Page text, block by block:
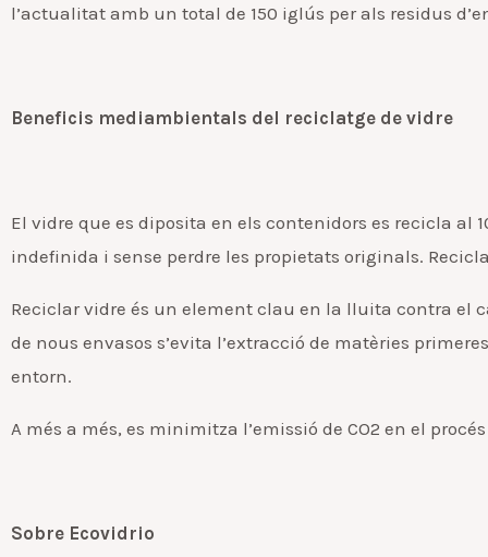
l’actualitat amb un total de 150 iglús per als residus
Beneficis mediambientals del reciclatge de vidre
El vidre que es diposita en els contenidors es recicla al
indefinida i sense perdre les propietats originals.
Reciclar vidre és un element clau en la lluita contra
de nous envasos s’evita l’extracció de matèries
entorn.
A més a més, es minimitza l’emissió de CO2 en el
Sobre Ecovidrio